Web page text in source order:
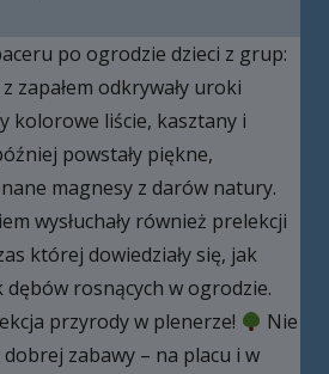
po ogrodzie dzieci z grup:
zapałem odkrywały uroki
kolorowe liście, kasztany i
powstały piękne,
magnesy z darów natury.
wysłuchały również prelekcji
której dowiedziały się, jak
rosnących w ogrodzie.
przyrody w plenerze!
Nie
zabawy – na placu i w